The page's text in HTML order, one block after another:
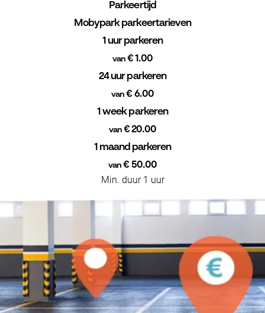
Parkeertijd
Mobypark parkeertarieven
1 uur parkeren
van€ 1.00
24 uur parkeren
van € 6.00
1 week parkeren
van€ 20.00
1 maand parkeren
van € 50.00
Min. duur 1 uur